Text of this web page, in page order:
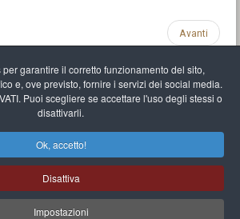
garantire il corretto funzionamento del sito,
e, ove previsto, fornire i servizi dei social media.
Puoi scegliere se accettare l'uso degli stessi o
disattivarli.
Ok, accetto!
Disattiva
Impostazioni
Avanti
Mappa del sito
Mr Balthasar Brennenstuhl
Artista scultore e pittore
Club / 17 83430 Saint-Mandrier-sur-Mer,Provence-
Alpes-Côte d'Azur-France